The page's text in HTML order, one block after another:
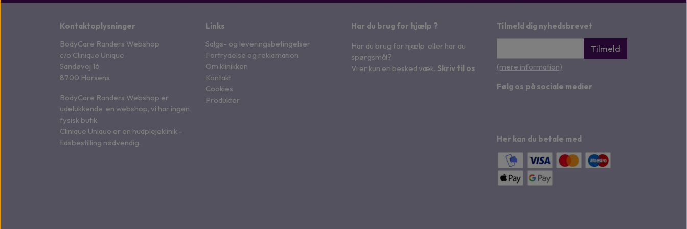
Kontaktoplysninger
BodyCare Randers Webshop
c/o Clinique Unique
Sandøvej 16
8700 Horsens
BodyCare Randers Webshop er
udelukkende en webshop, vi har ingen
fysisk butik.
Clinique Unique er en hudplejeklinik -
tidsbestilling nødvendig.
Links
Salgs- og leveringsbetingelser
Fortrydelse og reklamation
Om klinikken
Kontakt
Cookies
Produkter
Har du brug for hjælp ?
Har du brug for hjælp eller har du
spørgsmål?
Vi er kun en besked væk. Skriv til os
Tilmeld dig nyhedsbrevet
Tilmeld
(mere information)
Følg os på sociale medier
Her kan du betale med